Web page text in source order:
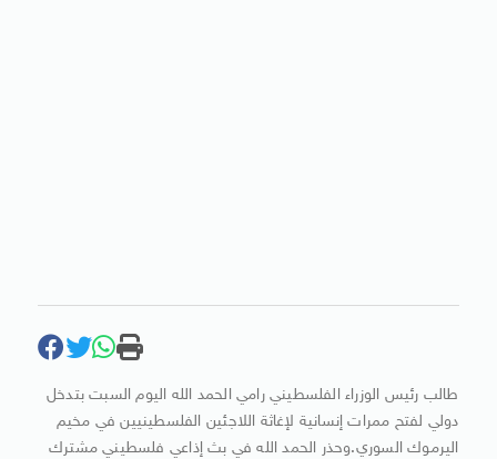
طالب رئيس الوزراء الفلسطيني رامي الحمد الله اليوم السبت بتدخل
دولي لفتح ممرات إنسانية لإغاثة اللاجئين الفلسطينيين في مخيم
اليرموك السوري.وحذر الحمد الله في بث إذاعي فلسطيني مشترك